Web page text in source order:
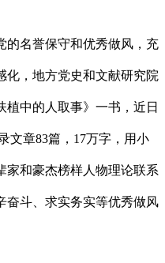
名誉保守和优秀做风，充
化，地方党史和文献研究院
中的人取事》一书，近日
文章83篇，17万字，用小
家和豪杰榜样人物理论联系
奋斗、求实务实等优秀做风